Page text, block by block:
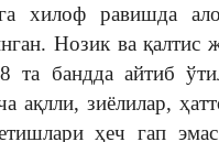
хилоф равишда
Нозик ва
та бандда айтиб
ақлли, зиёлилар,
ҳеч гап